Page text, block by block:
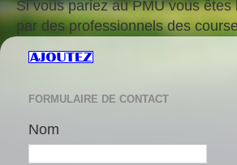
Si vous pariez au PMU vous
par des professionnels des
FORMULAIRE DE CONTACT
Nom